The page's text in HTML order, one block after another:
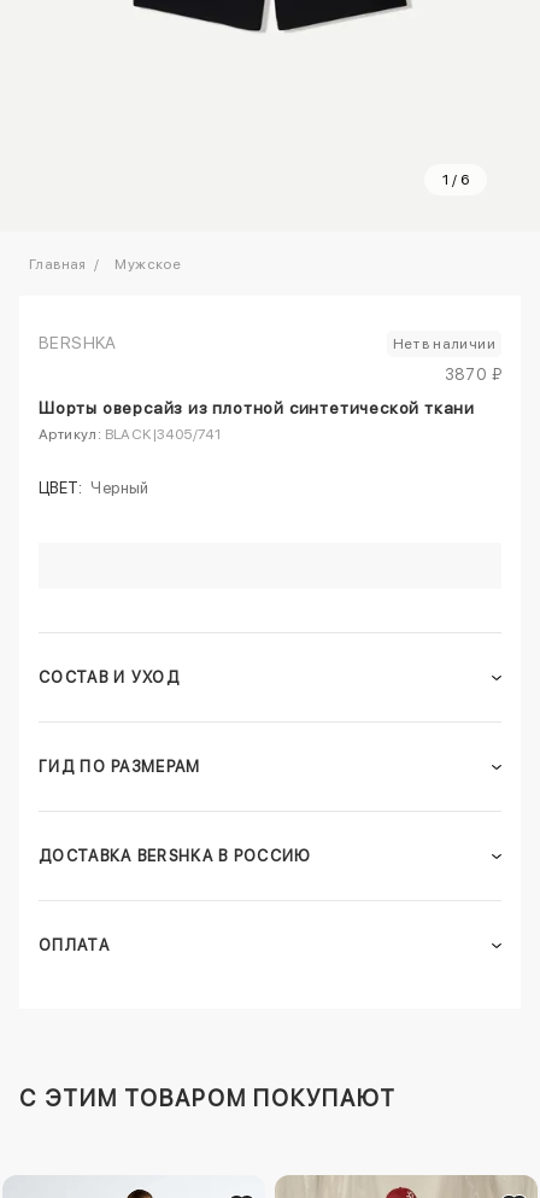
1 / 6
Главная Мужское
BERSHKA Нет в наличии
3870 ₽
Шорты оверсайз из плотной синтетической ткани
Артикул: BLACK|3405/741
ЦВЕТ: Черный
СОСТАВ И УХОД
ГИД ПО РАЗМЕРАМ
ДОСТАВКА BERSHKA В РОССИЮ
ОПЛАТА
C ЭТИМ ТОВАРОМ ПОКУПАЮТ